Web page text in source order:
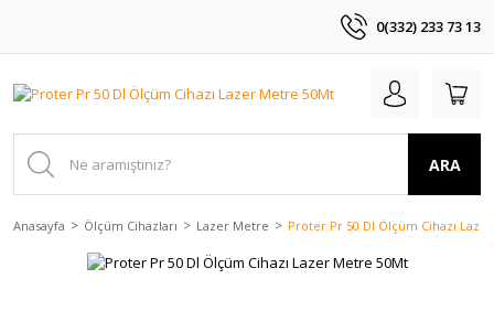
0(332) 233 73 13
ARA
Anasayfa Ölçüm Cihazları Lazer Metre Proter Pr 50 Dl Ölçüm Cihazı